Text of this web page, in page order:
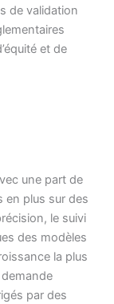
de validation
et de
une part de
en plus sur des
le suivi
des modèles
la plus
par des